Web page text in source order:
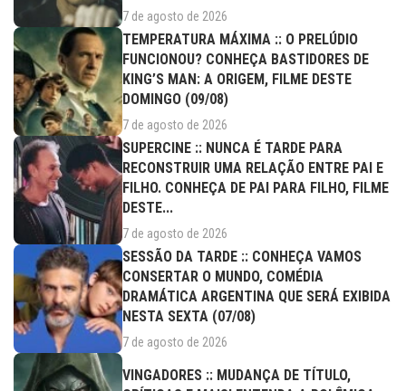
7 de agosto de 2026
TEMPERATURA MÁXIMA :: O PRELÚDIO
FUNCIONOU? CONHEÇA BASTIDORES DE
KING’S MAN: A ORIGEM, FILME DESTE
DOMINGO (09/08)
7 de agosto de 2026
SUPERCINE :: NUNCA É TARDE PARA
RECONSTRUIR UMA RELAÇÃO ENTRE PAI E
FILHO. CONHEÇA DE PAI PARA FILHO, FILME
DESTE...
7 de agosto de 2026
SESSÃO DA TARDE :: CONHEÇA VAMOS
CONSERTAR O MUNDO, COMÉDIA
DRAMÁTICA ARGENTINA QUE SERÁ EXIBIDA
NESTA SEXTA (07/08)
7 de agosto de 2026
VINGADORES :: MUDANÇA DE TÍTULO,